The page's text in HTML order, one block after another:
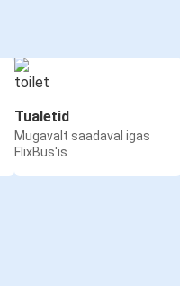
Tualetid
Mugavalt saadaval igas
FlixBus'is